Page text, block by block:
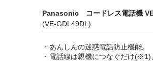
Panasonic コードレス電話機
(VE-GDL49DL)
・あんしんの迷惑電話防止機能。
・電話線は親機につなぐだけ